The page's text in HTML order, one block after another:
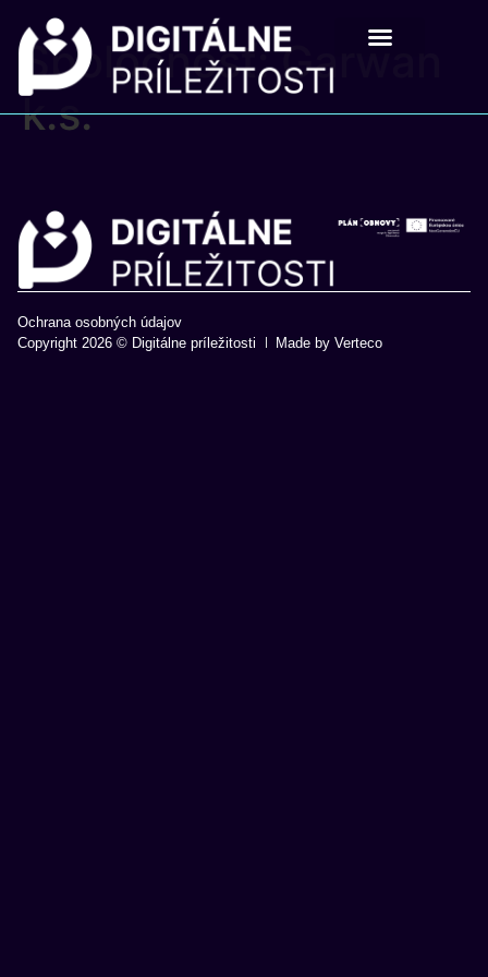
Spoločnosť:Garwan
k.s.
Copyright 2026 © Digitálne príležitosti Made by Verteco
Ochrana osobných údajov